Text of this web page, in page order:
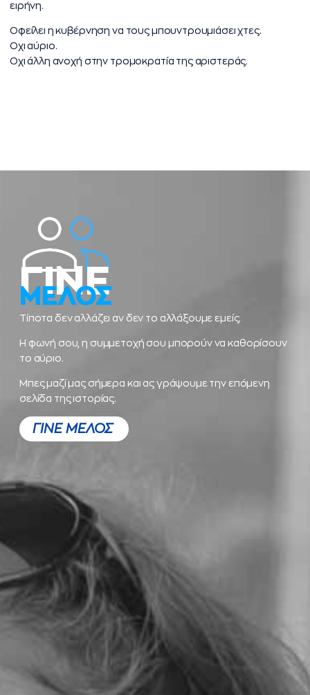
ειρήνη.
Οφείλει η κυβέρνηση να τους μπουντρουμιάσει χτες.
Οχι αύριο.
Οχι άλλη ανοχή στην τρομοκρατία της αριστεράς.
ΓΙΝΕ
ΜΕΛΟΣ
Τίποτα δεν αλλάζει αν δεν το αλλάξουμε εμείς.
Η φωνή σου, η συμμετοχή σου μπορούν να καθορίσουν
το αύριο.
Μπες μαζί μας σήμερα και ας γράψουμε την επόμενη
σελίδα της ιστορίας.
ΓΙΝΕ ΜΕΛΟΣ